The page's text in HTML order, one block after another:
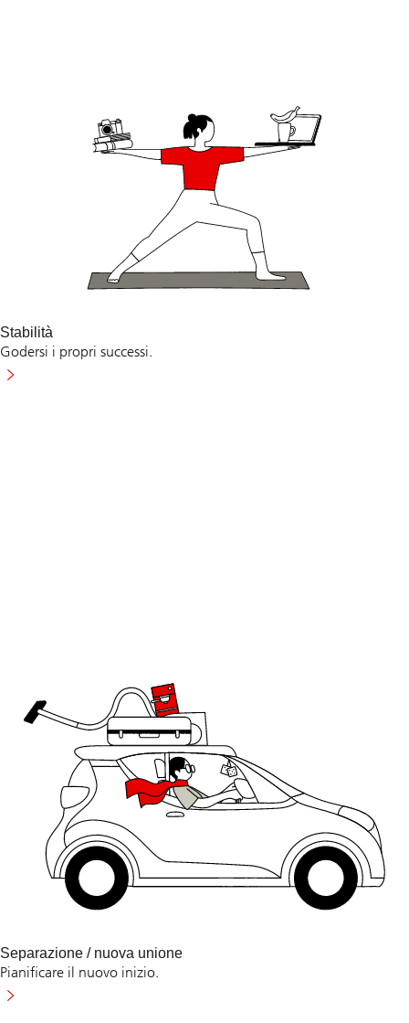
Stabilità
Godersi i propri successi.
Separazione / nuova unione
Pianificare il nuovo inizio.